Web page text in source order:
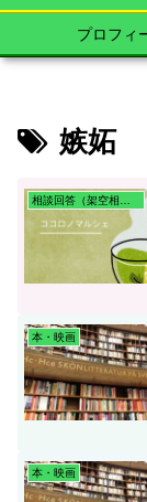
プロフィ
嫉妬
本・映画
本・映画